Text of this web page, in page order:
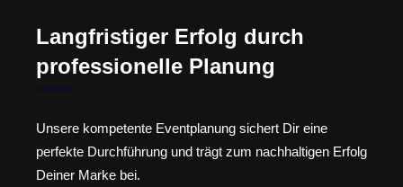
Langfristiger Erfolg durch
professionelle Planung
Unsere kompetente Eventplanung sichert Dir eine
perfekte Durchführung und trägt zum nachhaltigen Erfolg
Deiner Marke bei.